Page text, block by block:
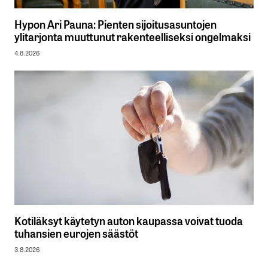
Hypon Ari Pauna: Pienten sijoitusasuntojen
ylitarjonta muuttunut rakenteelliseksi ongelmaksi
4.8.2026
Kotiläksyt käytetyn auton kaupassa voivat tuoda
tuhansien eurojen säästöt
3.8.2026